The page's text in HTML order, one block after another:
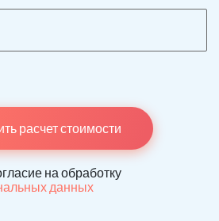
расчет стоимости
на обработку
данных